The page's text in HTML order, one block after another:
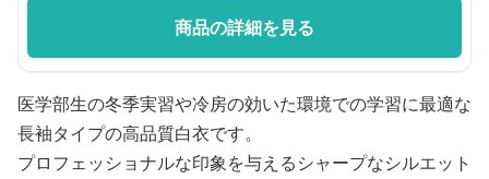
商品の詳細を見る
医学部生の冬季実習や冷房の効いた環境での学習に最適な
長袖タイプの高品質白衣です。
プロフェッショナルな印象を与えるシャープなシルエット